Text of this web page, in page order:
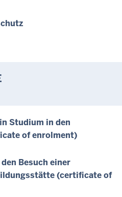
Studium in den
of enrolment)
Besuch einer
(certificate of